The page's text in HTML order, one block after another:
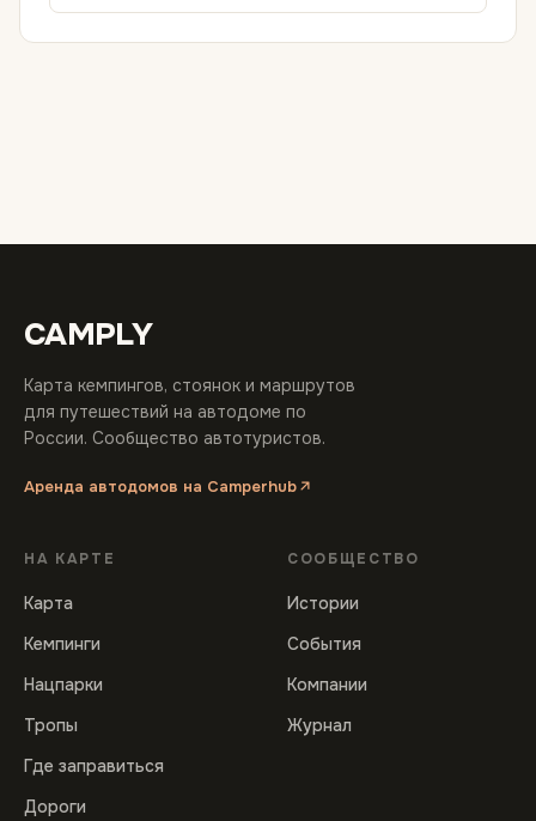
CAMPLY
Карта кемпингов, стоянок и маршрутов
для путешествий на автодоме по
России. Сообщество автотуристов.
Аренда автодомов на Camperhub
НА КАРТЕ
Карта
Кемпинги
Нацпарки
Тропы
Где заправиться
Дороги
СООБЩЕСТВО
Истории
События
Компании
Журнал